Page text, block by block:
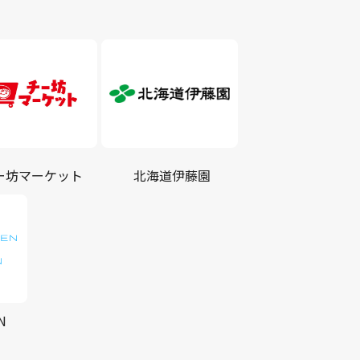
坊マーケット 北海道伊藤園